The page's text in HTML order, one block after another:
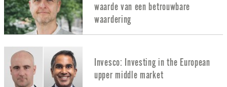
waarde van een betrouwbare
waardering
Invesco: Investing in the European
upper middle market